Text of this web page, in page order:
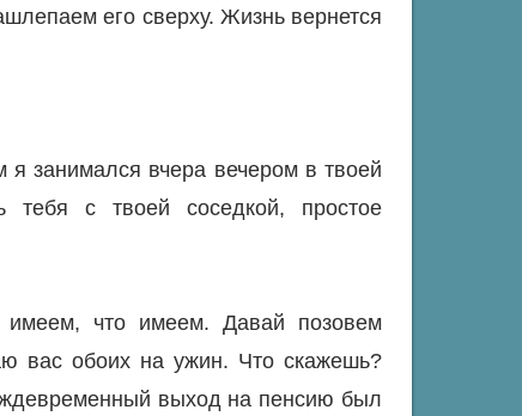
его сверху. Жизнь вернется
занимался вчера вечером в твоей
тебя с твоей соседкой, простое
что имеем. Давай позовем
вас обоих на ужин. Что скажешь?
выход на пенсию был